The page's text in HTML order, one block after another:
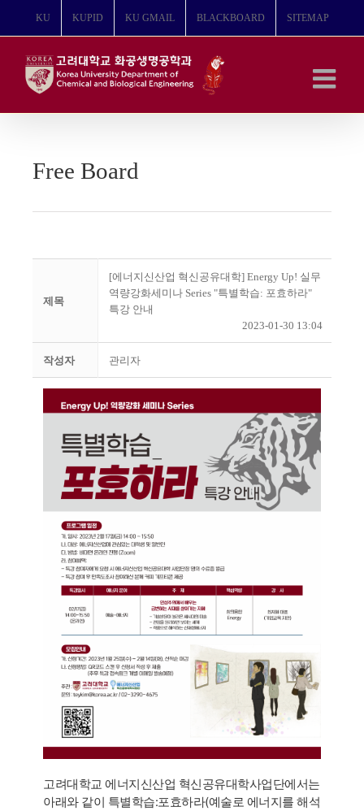
뛰
KU KUPID KU GMAIL BLACKBOARD SITEMAP
Free Board
제목
[에너지신산업 혁신공유대학] Energy Up! 실무
역량강화세미나 Series "특별학습: 포효하라"
특강 안내
2023-01-30 13:04
작성자 관리자
고려대학교 에너지신산업 혁신공유대학사업단에서는
아래와 같이 특별학습:포효하라(예술로 에너지를 해석